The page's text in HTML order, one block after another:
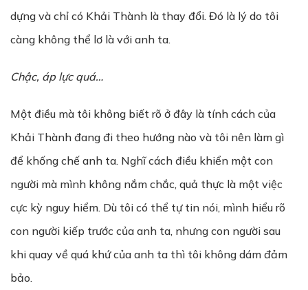
dựng và chỉ có Khải Thành là thay đổi. Đó là lý do tôi
càng không thể lơ là với anh ta.
Chậc, áp lực quá…
Một điều mà tôi không biết rõ ở đây là tính cách của
Khải Thành đang đi theo hướng nào và tôi nên làm gì
để khống chế anh ta. Nghĩ cách điều khiển một con
người mà mình không nắm chắc, quả thực là một việc
cực kỳ nguy hiểm. Dù tôi có thể tự tin nói, mình hiểu rõ
con người kiếp trước của anh ta, nhưng con người sau
khi quay về quá khứ của anh ta thì tôi không dám đảm
bảo.